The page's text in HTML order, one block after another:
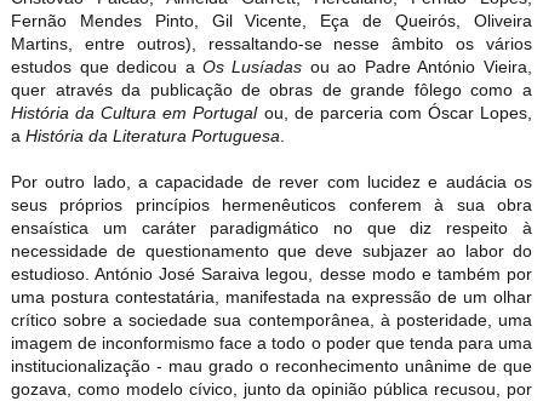
Fernão Mendes Pinto, Gil Vicente, Eça de Queirós, Oliveira
Martins, entre outros), ressaltando-se nesse âmbito os vários
estudos que dedicou a Os Lusíadas ou ao Padre António Vieira,
quer através da publicação de obras de grande fôlego como a
História da Cultura em Portugal ou, de parceria com Óscar Lopes,
aHistória da Literatura Portuguesa.
Por outro lado, a capacidade de rever com lucidez e audácia os
seus próprios princípios hermenêuticos conferem à sua obra
ensaística um caráter paradigmático no que diz respeito à
necessidade de questionamento que deve subjazer ao labor do
estudioso. António José Saraiva legou, desse modo e também por
uma postura contestatária, manifestada na expressão de um olhar
crítico sobre a sociedade sua contemporânea, à posteridade, uma
imagem de inconformismo face a todo o poder que tenda para uma
institucionalização - mau grado o reconhecimento unânime de que
gozava, como modelo cívico, junto da opinião pública recusou, por